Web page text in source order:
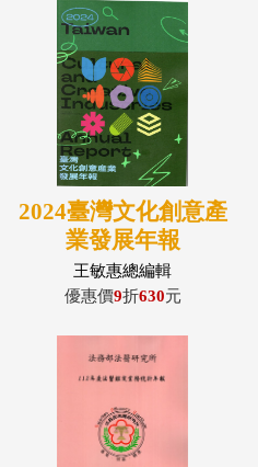
2024臺灣文化創意產
業發展年報
王敏惠總編輯
優惠價9折630元